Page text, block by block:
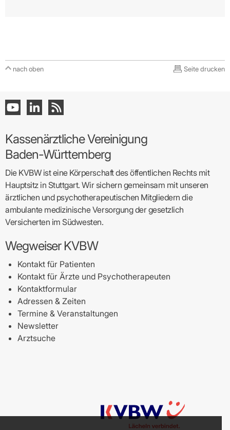
nach oben Seite drucken
Kassenärztliche Vereinigung
Baden-Württemberg
Die KVBW ist eine Körperschaft des öffentlichen Rechts mit
Hauptsitz in Stuttgart. Wir sichern gemeinsam mit unseren
ärztlichen und psychotherapeutischen Mitgliedern die
ambulante medizinische Versorgung der gesetzlich
Versicherten im Südwesten.
Wegweiser KVBW
Kontakt für Patienten
Kontakt für Ärzte und Psychotherapeuten
Kontaktformular
Adressen & Zeiten
Termine & Veranstaltungen
Newsletter
Arztsuche